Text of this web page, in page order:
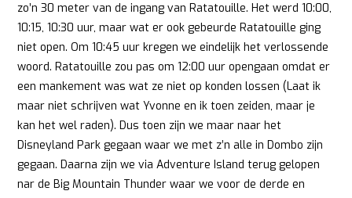
zo’n 30 meter van de ingang van Ratatouille. Het werd 10:00,
10:15, 10:30 uur, maar wat er ook gebeurde Ratatouille ging
niet open. Om 10:45 uur kregen we eindelijk het verlossende
woord. Ratatouille zou pas om 12:00 uur opengaan omdat er
een mankement was wat ze niet op konden lossen (Laat ik
maar niet schrijven wat Yvonne en ik toen zeiden, maar je
kan het wel raden). Dus toen zijn we maar naar het
Disneyland Park gegaan waar we met z’n alle in Dombo zijn
gegaan. Daarna zijn we via Adventure Island terug gelopen
nar de Big Mountain Thunder waar we voor de derde en